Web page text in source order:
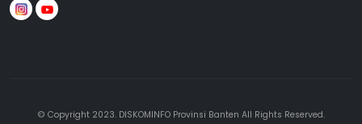
© Copyright 2023. DISKOMINFO Provinsi Banten All Rights Reserved.